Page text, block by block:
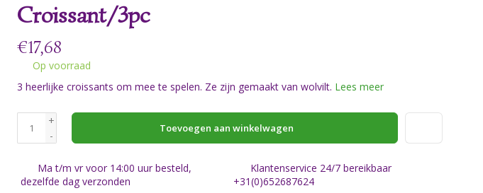
Croissant/3pc
€17,68
Op voorraad
3 heerlijke croissants om mee te spelen. Ze zijn gemaakt van wolvilt. Lees meer
+
-
Toevoegen aan winkelwagen
Ma t/m vr voor 14:00 uur besteld,
dezelfde dag verzonden
Klantenservice 24/7 bereikbaar
+31(0)652687624